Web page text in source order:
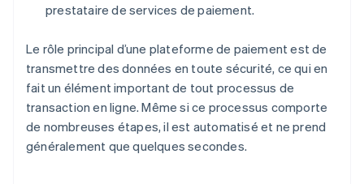
prestataire de services de paiement.
Le rôle principal d’une plateforme de paiement est de
transmettre des données en toute sécurité, ce qui en
fait un élément important de tout processus de
transaction en ligne. Même si ce processus comporte
de nombreuses étapes, il est automatisé et ne prend
généralement que quelques secondes.